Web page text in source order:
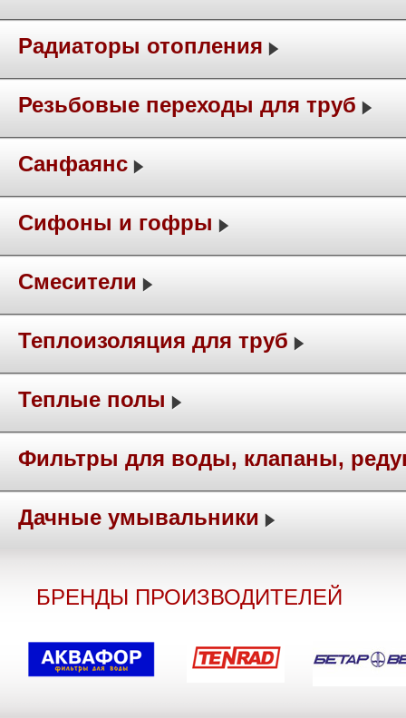
Радиаторы отопления
Резьбовые переходы для труб
Санфаянс
Сифоны и гофры
Смесители
Теплоизоляция для труб
Теплые полы
Фильтры для воды, клапаны,
Дачные умывальники
БРЕНДЫ ПРОИЗВОДИТЕЛЕЙ